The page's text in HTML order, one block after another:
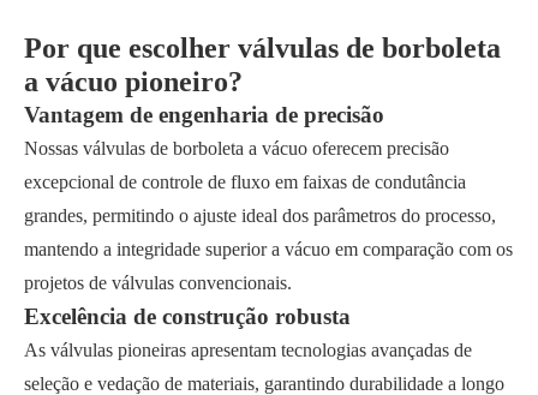
Por que escolher válvulas de borboleta
a vácuo pioneiro?
Vantagem de engenharia de precisão
Nossas válvulas de borboleta a vácuo oferecem precisão
excepcional de controle de fluxo em faixas de condutância
grandes, permitindo o ajuste ideal dos parâmetros do processo,
mantendo a integridade superior a vácuo em comparação com os
projetos de válvulas convencionais.
Excelência de construção robusta
As válvulas pioneiras apresentam tecnologias avançadas de
seleção e vedação de materiais, garantindo durabilidade a longo